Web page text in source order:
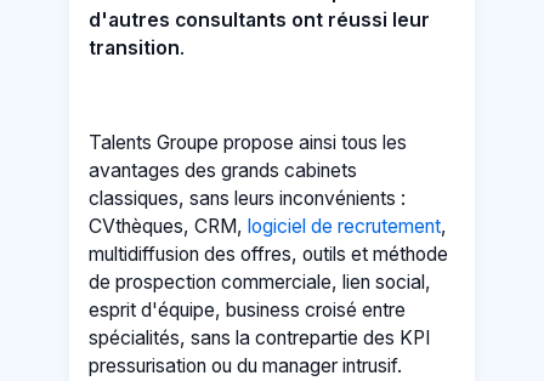
d'autres consultants ont réussi leur
transition.
Talents Groupe propose ainsi tous les
avantages des grands cabinets
classiques, sans leurs inconvénients :
CVthèques, CRM,logiciel de recrutement,
multidiffusion des offres, outils et méthode
de prospection commerciale, lien social,
esprit d'équipe, business croisé entre
spécialités, sans la contrepartie des KPI
pressurisation ou du manager intrusif.